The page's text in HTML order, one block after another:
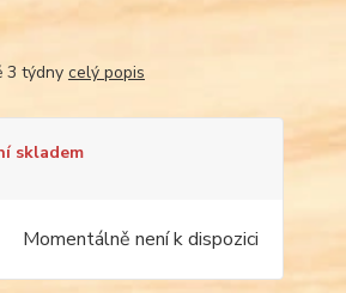
3 týdny celý popis
skladem
Momentálně není k dispozici